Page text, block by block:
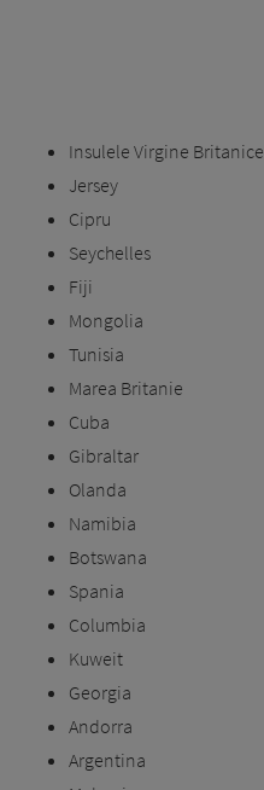
Insulele Virgine Britanice
Jersey
Cipru
Seychelles
Fiji
Mongolia
Tunisia
Marea Britanie
Cuba
Gibraltar
Olanda
Namibia
Botswana
Spania
Columbia
Kuweit
Georgia
Andorra
Argentina